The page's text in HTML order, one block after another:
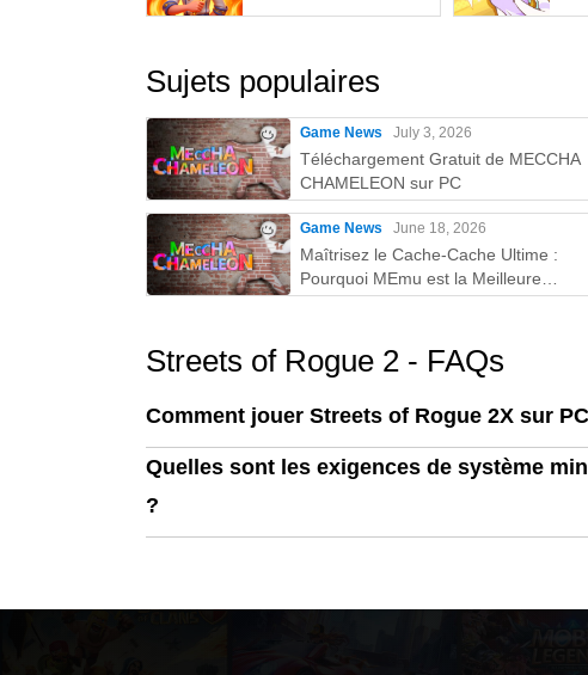
Sujets populaires
Game News July 3, 2026
Téléchargement Gratuit de MECCHA
CHAMELEON sur PC
Game News June 18, 2026
Maîtrisez le Cache-Cache Ultime :
Pourquoi MEmu est la Meilleure
Façon de Jouer à MECCHA
Streets of Rogue 2 - FAQs
Comment jouer Streets of Rogue 2X sur
Quelles sont les exigences de système
?